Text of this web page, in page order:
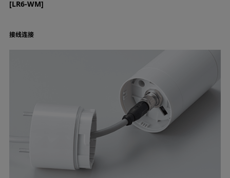
[LR6-WM]
接线连接